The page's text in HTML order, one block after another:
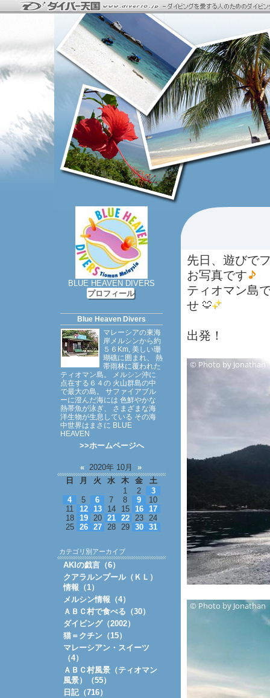
先日、遊びで
お写真です
ティオマン島
せ
出発！
BLUE HEAVEN DIVERS
プロフィール
Blue Heaven Divers
マレーシアの東海
岸メルシンから約
５６Km, 美しい珊
瑚礁に囲まれ、 熱
帯雨林に覆われた
ティオマン島。 メルシン沖に
点在する６４の 火山群島の中
で最大の島。 サファイアブル
ーに澄んだ海には 色鮮やかな
熱帯魚が泳ぎ、 さまざまな海
洋生物が生息している その海
中世界はまさに BLUE
HEAVEN
>>ホームページへ
« 2020年 10月 »
日
月 火 水 木 金
土
1
2
3
4
5 6 7 8 9
10
11
12 13 14 15 16
17
18
19 20 21 22 23
24
25
26 27 28 29 30 31
カテゴリ別アーカイブ
AKIの戯言（6）
クアラルンプール（ＫＬ）
情報（1）
メルシン情報（4）
ＡＢＣ村で食べる（30）
ダイビング（2002）
猫＝クチン（15）
マレーシアン・スイーツ
（4）
ＡＢＣ村風景（ティオマン
風景）（55）
日記（716）